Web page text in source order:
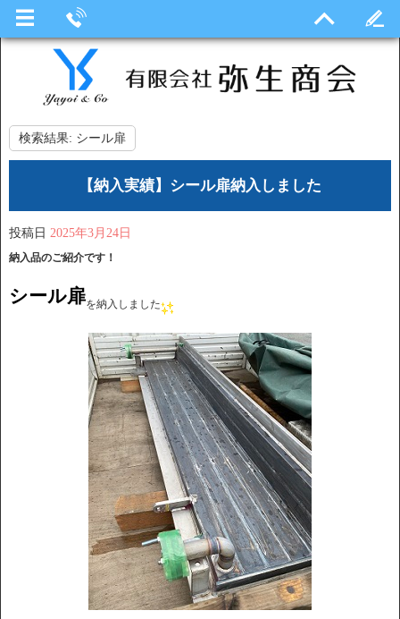
検索結果: シール扉
【納入実績】シール扉納入しました
投稿日 2025年3月24日
納入品のご紹介です！
シール扉を納入しました